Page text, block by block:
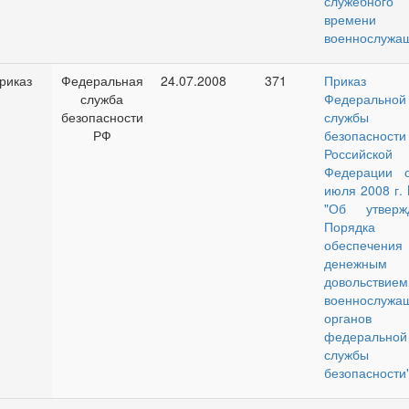
времени
Федеральная
служба
безопасности
РФ
24.07.2008 371
Приказ
Федеральной
службы
безопасности
Российской
Федерации
июля 2008 г.
"Об
Порядка
обеспечения
денежным
довольствием
органов
федеральной
службы